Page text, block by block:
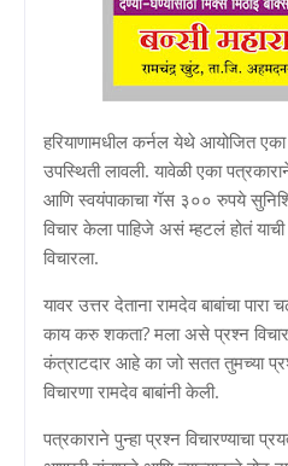
हरियाणामधील कर्नल येथे आयोजित एका
उपस्थिती लावली. यावेळी एका
आणि स्वयंपाकाचा गॅस ३०० रुपये
विचार केला पाहिजे असं म्हटलं होतं
विचारला.
यावर उत्तर देताना रामदेव बाबांचा पारा
काय करु शकता? मला असे प्रश्न
कंत्राटदार आहे का जो सतत तुमच्या
विचारणा रामदेव बाबांनी केली.
पत्रकाराने पुन्हा प्रश्न विचारण्याचा